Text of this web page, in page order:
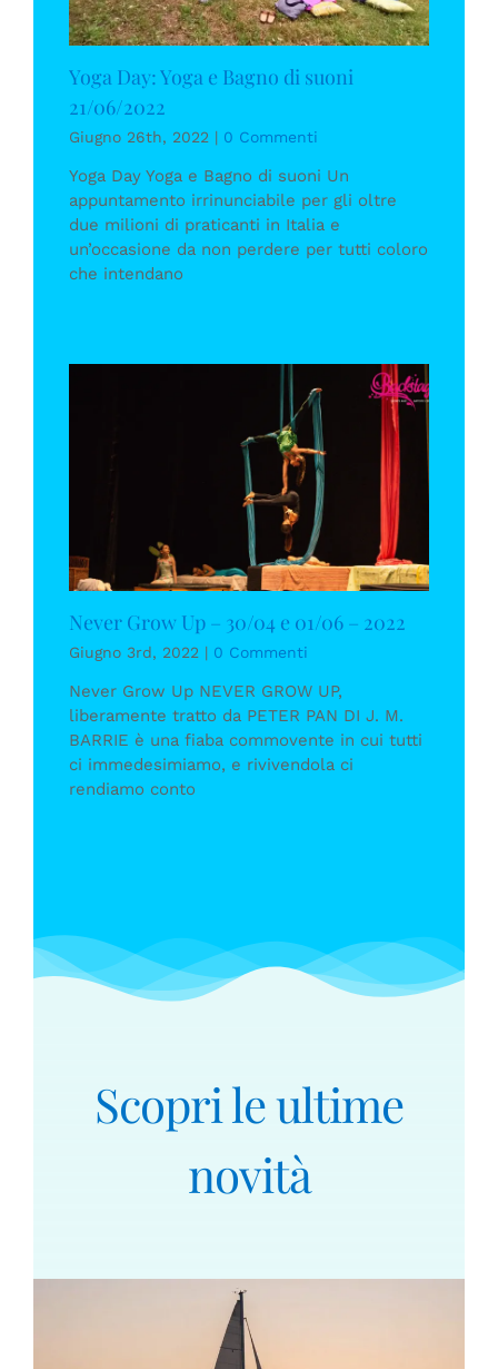
Yoga Day: Yoga e Bagno di suoni
21/06/2022
Giugno 26th, 2022 | 0 Commenti
Yoga Day Yoga e Bagno di suoni Un
appuntamento irrinunciabile per gli oltre
due milioni di praticanti in Italia e
un’occasione da non perdere per tutti coloro
che intendano
Never Grow Up – 30/04 e 01/06 – 2022
Giugno 3rd, 2022 | 0 Commenti
Never Grow Up NEVER GROW UP,
liberamente tratto da PETER PAN DI J. M.
BARRIE è una fiaba commovente in cui tutti
ci immedesimiamo, e rivivendola ci
rendiamo conto
Scopri le ultime
novità